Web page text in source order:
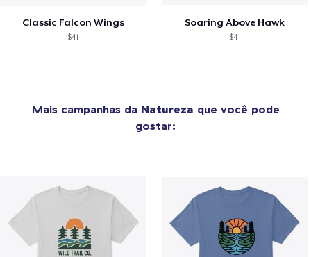
Classic Falcon Wings
$41
Soaring Above Hawk
$41
Mais campanhas da Natureza que você pode
gostar: